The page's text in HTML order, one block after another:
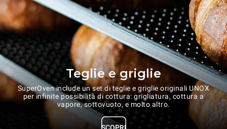
Teglie e griglie
SuperOven include un set di teglie e griglie originali UNOX
per infinite possibilità di cottura: grigliatura, cottura a
vapore, sottovuoto, e molto altro.